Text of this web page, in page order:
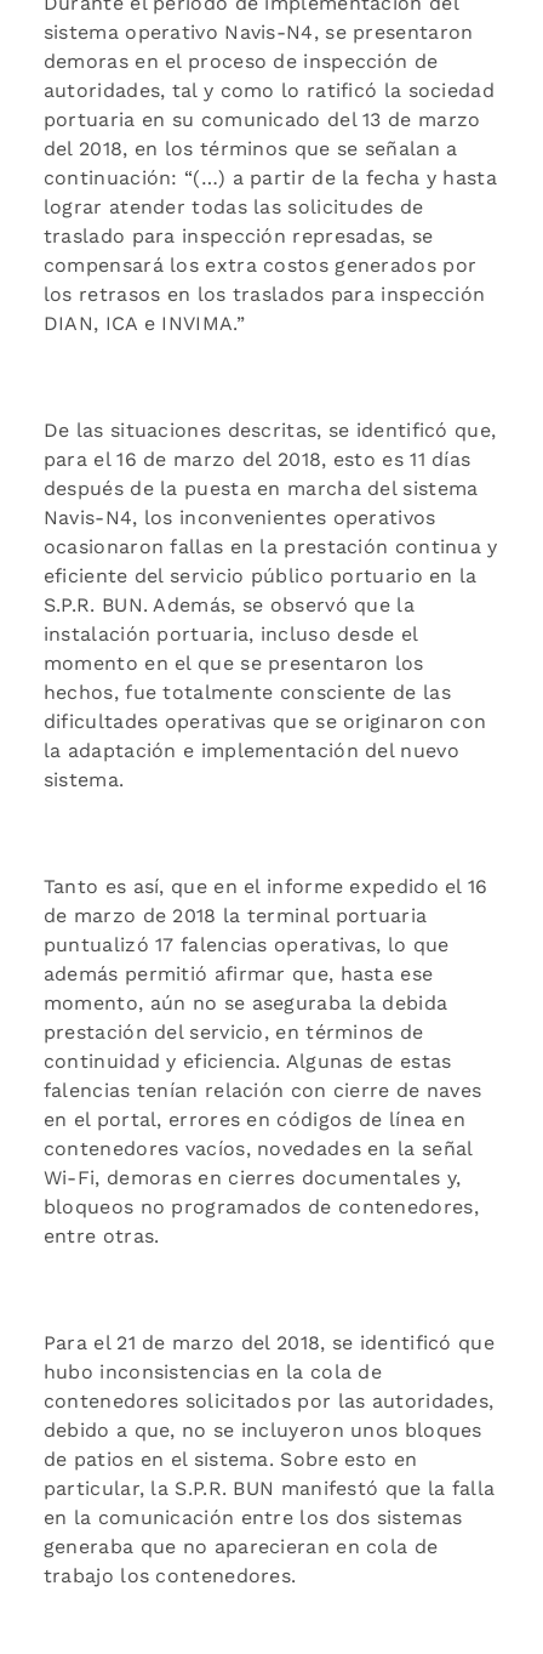
sistema operativo Navis-N4, se presentaron
demoras en el proceso de inspección de
autoridades, tal y como lo ratificó la sociedad
portuaria en su comunicado del 13 de marzo
del 2018, en los términos que se señalan a
continuación: “(…) a partir de la fecha y hasta
lograr atender todas las solicitudes de
traslado para inspección represadas, se
compensará los extra costos generados por
los retrasos en los traslados para inspección
DIAN, ICA e INVIMA.”
De las situaciones descritas, se identificó que,
para el 16 de marzo del 2018, esto es 11 días
después de la puesta en marcha del sistema
Navis-N4, los inconvenientes operativos
ocasionaron fallas en la prestación continua y
eficiente del servicio público portuario en la
S.P.R. BUN. Además, se observó que la
instalación portuaria, incluso desde el
momento en el que se presentaron los
hechos, fue totalmente consciente de las
dificultades operativas que se originaron con
la adaptación e implementación del nuevo
sistema.
Tanto es así, que en el informe expedido el 16
de marzo de 2018 la terminal portuaria
puntualizó 17 falencias operativas, lo que
además permitió afirmar que, hasta ese
momento, aún no se aseguraba la debida
prestación del servicio, en términos de
continuidad y eficiencia. Algunas de estas
falencias tenían relación con cierre de naves
en el portal, errores en códigos de línea en
contenedores vacíos, novedades en la señal
Wi-Fi, demoras en cierres documentales y,
bloqueos no programados de contenedores,
entre otras.
Para el 21 de marzo del 2018, se identificó que
hubo inconsistencias en la cola de
contenedores solicitados por las autoridades,
debido a que, no se incluyeron unos bloques
de patios en el sistema. Sobre esto en
particular, la S.P.R. BUN manifestó que la falla
en la comunicación entre los dos sistemas
generaba que no aparecieran en cola de
trabajo los contenedores.